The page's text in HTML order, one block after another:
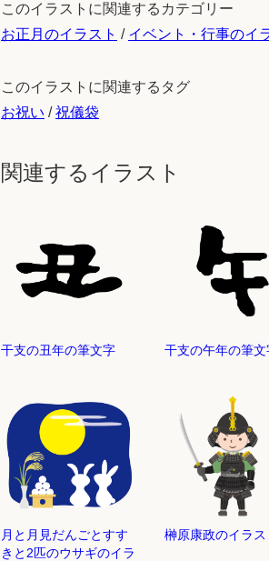
このイラストに関連するカテゴリー
お正月のイラスト / イベント・行事のイ
このイラストに関連するタグ
お祝い /祝儀袋
関連するイラスト
干支の丑年の筆文字 干支の午年の筆文
月と月見だんごとすす
きと2匹のウサギのイラ
榊原康政のイラス